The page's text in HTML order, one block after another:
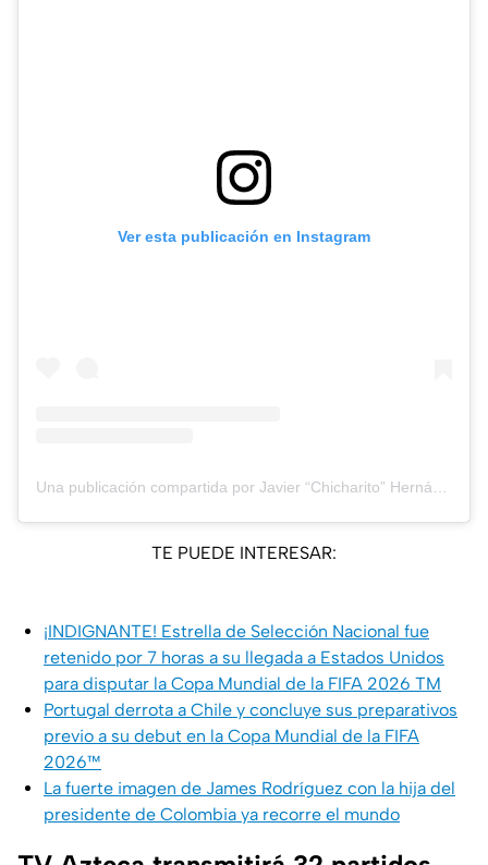
Ver esta publicación en Instagram
TE PUEDE INTERESAR:
¡INDIGNANTE! Estrella de Selección Nacional fue
retenido por 7 horas a su llegada a Estados Unidos
para disputar la Copa Mundial de la FIFA 2026 TM
Portugal derrota a Chile y concluye sus preparativos
previo a su debut en la Copa Mundial de la FIFA
2026™
La fuerte imagen de James Rodríguez con la hija del
presidente de Colombia ya recorre el mundo